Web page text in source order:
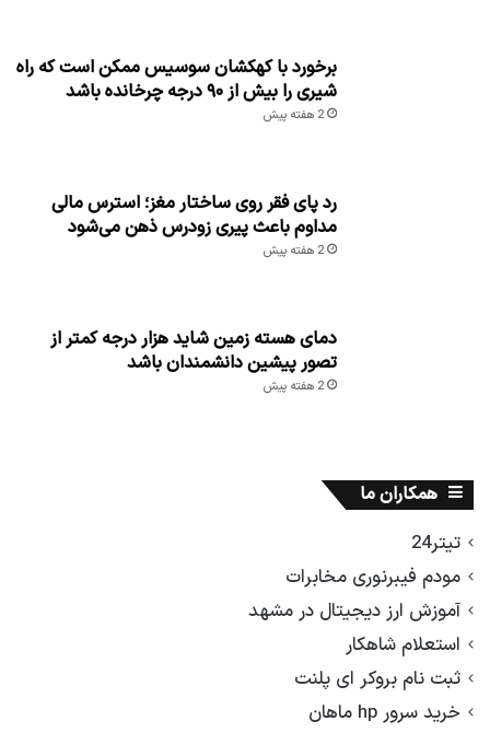
برخورد با کهکشان سوسیس ممکن است که راه
شیری را بیش از ۹۰ درجه چرخانده باشد
2 هفته پیش
رد پای فقر روی ساختار مغز؛ استرس مالی
مداوم باعث پیری زودرس ذهن می‌شود
2 هفته پیش
دمای هسته زمین شاید هزار درجه کمتر از
تصور پیشین دانشمندان باشد
2 هفته پیش
همکاران ما
تیتر24
مودم فیبرنوری مخابرات
آموزش ارز دیجیتال در مشهد
استعلام شاهکار
ثبت نام بروکر ای پلنت
خرید سرور hp ماهان